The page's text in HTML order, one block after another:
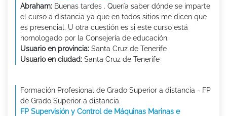
Abraham: Buenas tardes . Quería saber dónde se imparte
el curso a distancia ya que en todos sitios me dicen que
es presencial. U otra cuestión es si este curso está
homologado por la Consejería de educación.
Usuario en provincia: Santa Cruz de Tenerife
Usuario en ciudad: Santa Cruz de Tenerife
Formación Profesional de Grado Superior a distancia - FP
de Grado Superior a distancia
FP Supervisión y Control de Máquinas Marinas e